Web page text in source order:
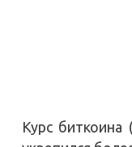
Курс биткоина